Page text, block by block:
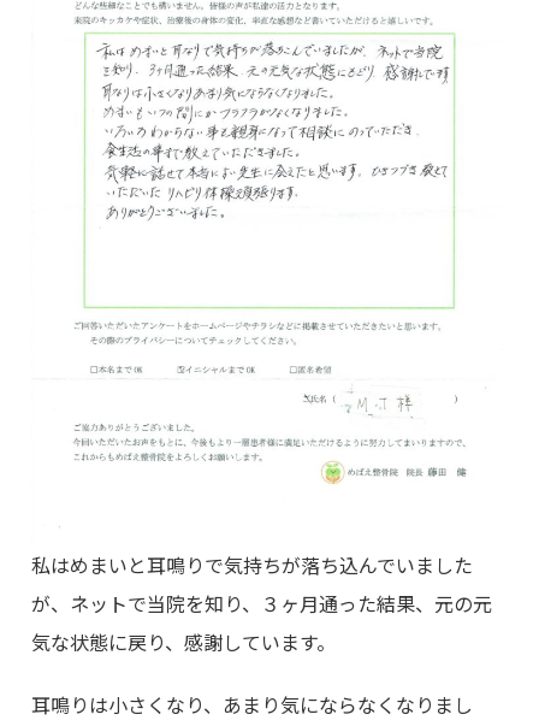
私はめまいと耳鳴りで気持ちが落ち込んでいました
が、ネットで当院を知り、３ヶ月通った結果、元の元
気な状態に戻り、感謝しています。
耳鳴りは小さくなり、あまり気にならなくなりまし